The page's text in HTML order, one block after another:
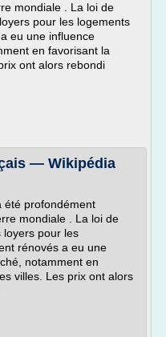
mondiale . La loi de
pour les logements
eu une influence
en favorisant la
ont alors rebondi
— Wikipédia
été profondément
mondiale . La loi de
loyers pour les
rénovés a eu une
notamment en
villes. Les prix ont alors